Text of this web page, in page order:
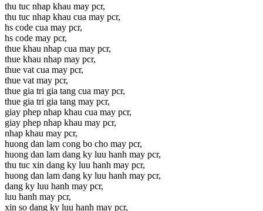
thu tuc nhap khau may pcr,
thu tuc nhap khau cua may pcr,
hs code cua may pcr,
hs code may pcr,
thue khau nhap cua may pcr,
thue khau nhap may pcr,
thue vat cua may pcr,
thue vat may pcr,
thue gia tri gia tang cua may pcr,
thue gia tri gia tang may pcr,
giay phep nhap khau cua may pcr,
giay phep nhap khau may pcr,
nhap khau may pcr,
huong dan lam cong bo cho may pcr,
huong dan lam dang ky luu hanh may pcr,
thu tuc xin dang ky luu hanh may pcr,
huong dan lam dang ky luu hanh may pcr,
dang ky luu hanh may pcr,
luu hanh may pcr,
xin so dang ky luu hanh may pcr,